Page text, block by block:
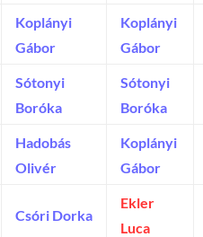
Koplányi
Gábor
Koplányi
Gábor
Sótonyi
Boróka
Sótonyi
Boróka
Hadobás
Olivér
Koplányi
Gábor
Csóri Dorka
Ekler
Luca